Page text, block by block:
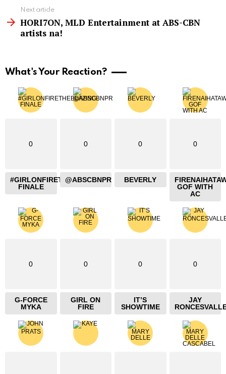
Next article
HORI7ON, MLD Entertainment at ABS-CBN
artists na!
What's Your Reaction?
0
#GIRLONFIRETHEBLAZING
FINALE
0
@ABSCBNPR
0
BEVERLY
0
GOF WITH
AC
0
G-FORCE
MYKA
0
GIRL ON
FIRE
0
IT’S
SHOWTIME
0
JAY